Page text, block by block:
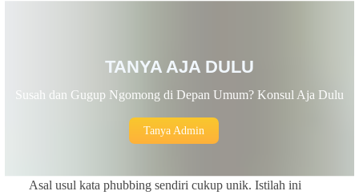
TANYA AJA DULU
Susah dan Gugup Ngomong di Depan Umum? Konsul Aja Dulu
Tanya Admin
Asal usul kata phubbing sendiri cukup unik. Istilah ini